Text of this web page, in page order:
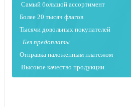
Самый большой ассортимент
Более 20 тысяч флагов
Тысячи довольных покупателей
Без предоплаты
Отправка наложенным платежом
Высокое качество продукции